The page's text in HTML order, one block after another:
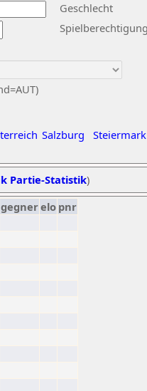
Geschlecht
Spielberechtigung
Salzburg Steiermark
Partie-Statistik)
gegnerelo pnr